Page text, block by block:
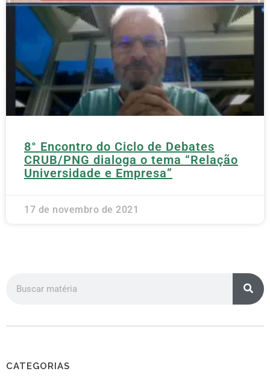
8° Encontro do Ciclo de Debates
CRUB/PNG dialoga o tema “Relação
Universidade e Empresa”
17 de novembro de 2021
CATEGORIAS